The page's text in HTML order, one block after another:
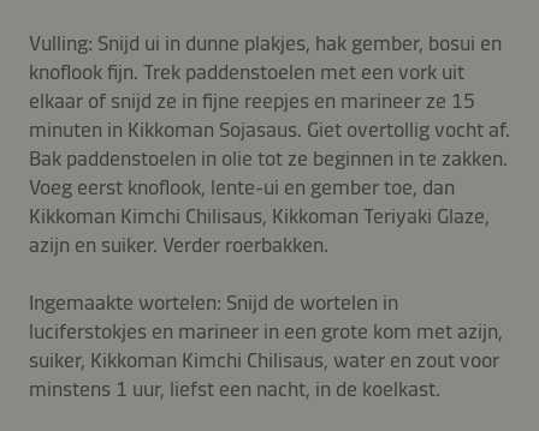
Vulling: Snijd ui in dunne plakjes, hak gember, bosui en
knoflook fijn. Trek paddenstoelen met een vork uit
elkaar of snijd ze in fijne reepjes en marineer ze 15
minuten in Kikkoman Sojasaus. Giet overtollig vocht af.
Bak paddenstoelen in olie tot ze beginnen in te zakken.
Voeg eerst knoflook, lente-ui en gember toe, dan
Kikkoman Kimchi Chilisaus, Kikkoman Teriyaki Glaze,
azijn en suiker. Verder roerbakken.
Ingemaakte wortelen: Snijd de wortelen in
luciferstokjes en marineer in een grote kom met azijn,
suiker, Kikkoman Kimchi Chilisaus, water en zout voor
minstens 1 uur, liefst een nacht, in de koelkast.